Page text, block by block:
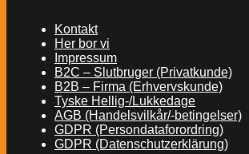
Kontakt
Her bor vi
Impressum
B2C – Slutbruger (Privatkunde)
B2B – Firma (Erhvervskunde)
Tyske Hellig-/Lukkedage
AGB (Handelsvilkår/-betingelser)
GDPR (Persondataforordring)
GDPR (Datenschutzerklärung)